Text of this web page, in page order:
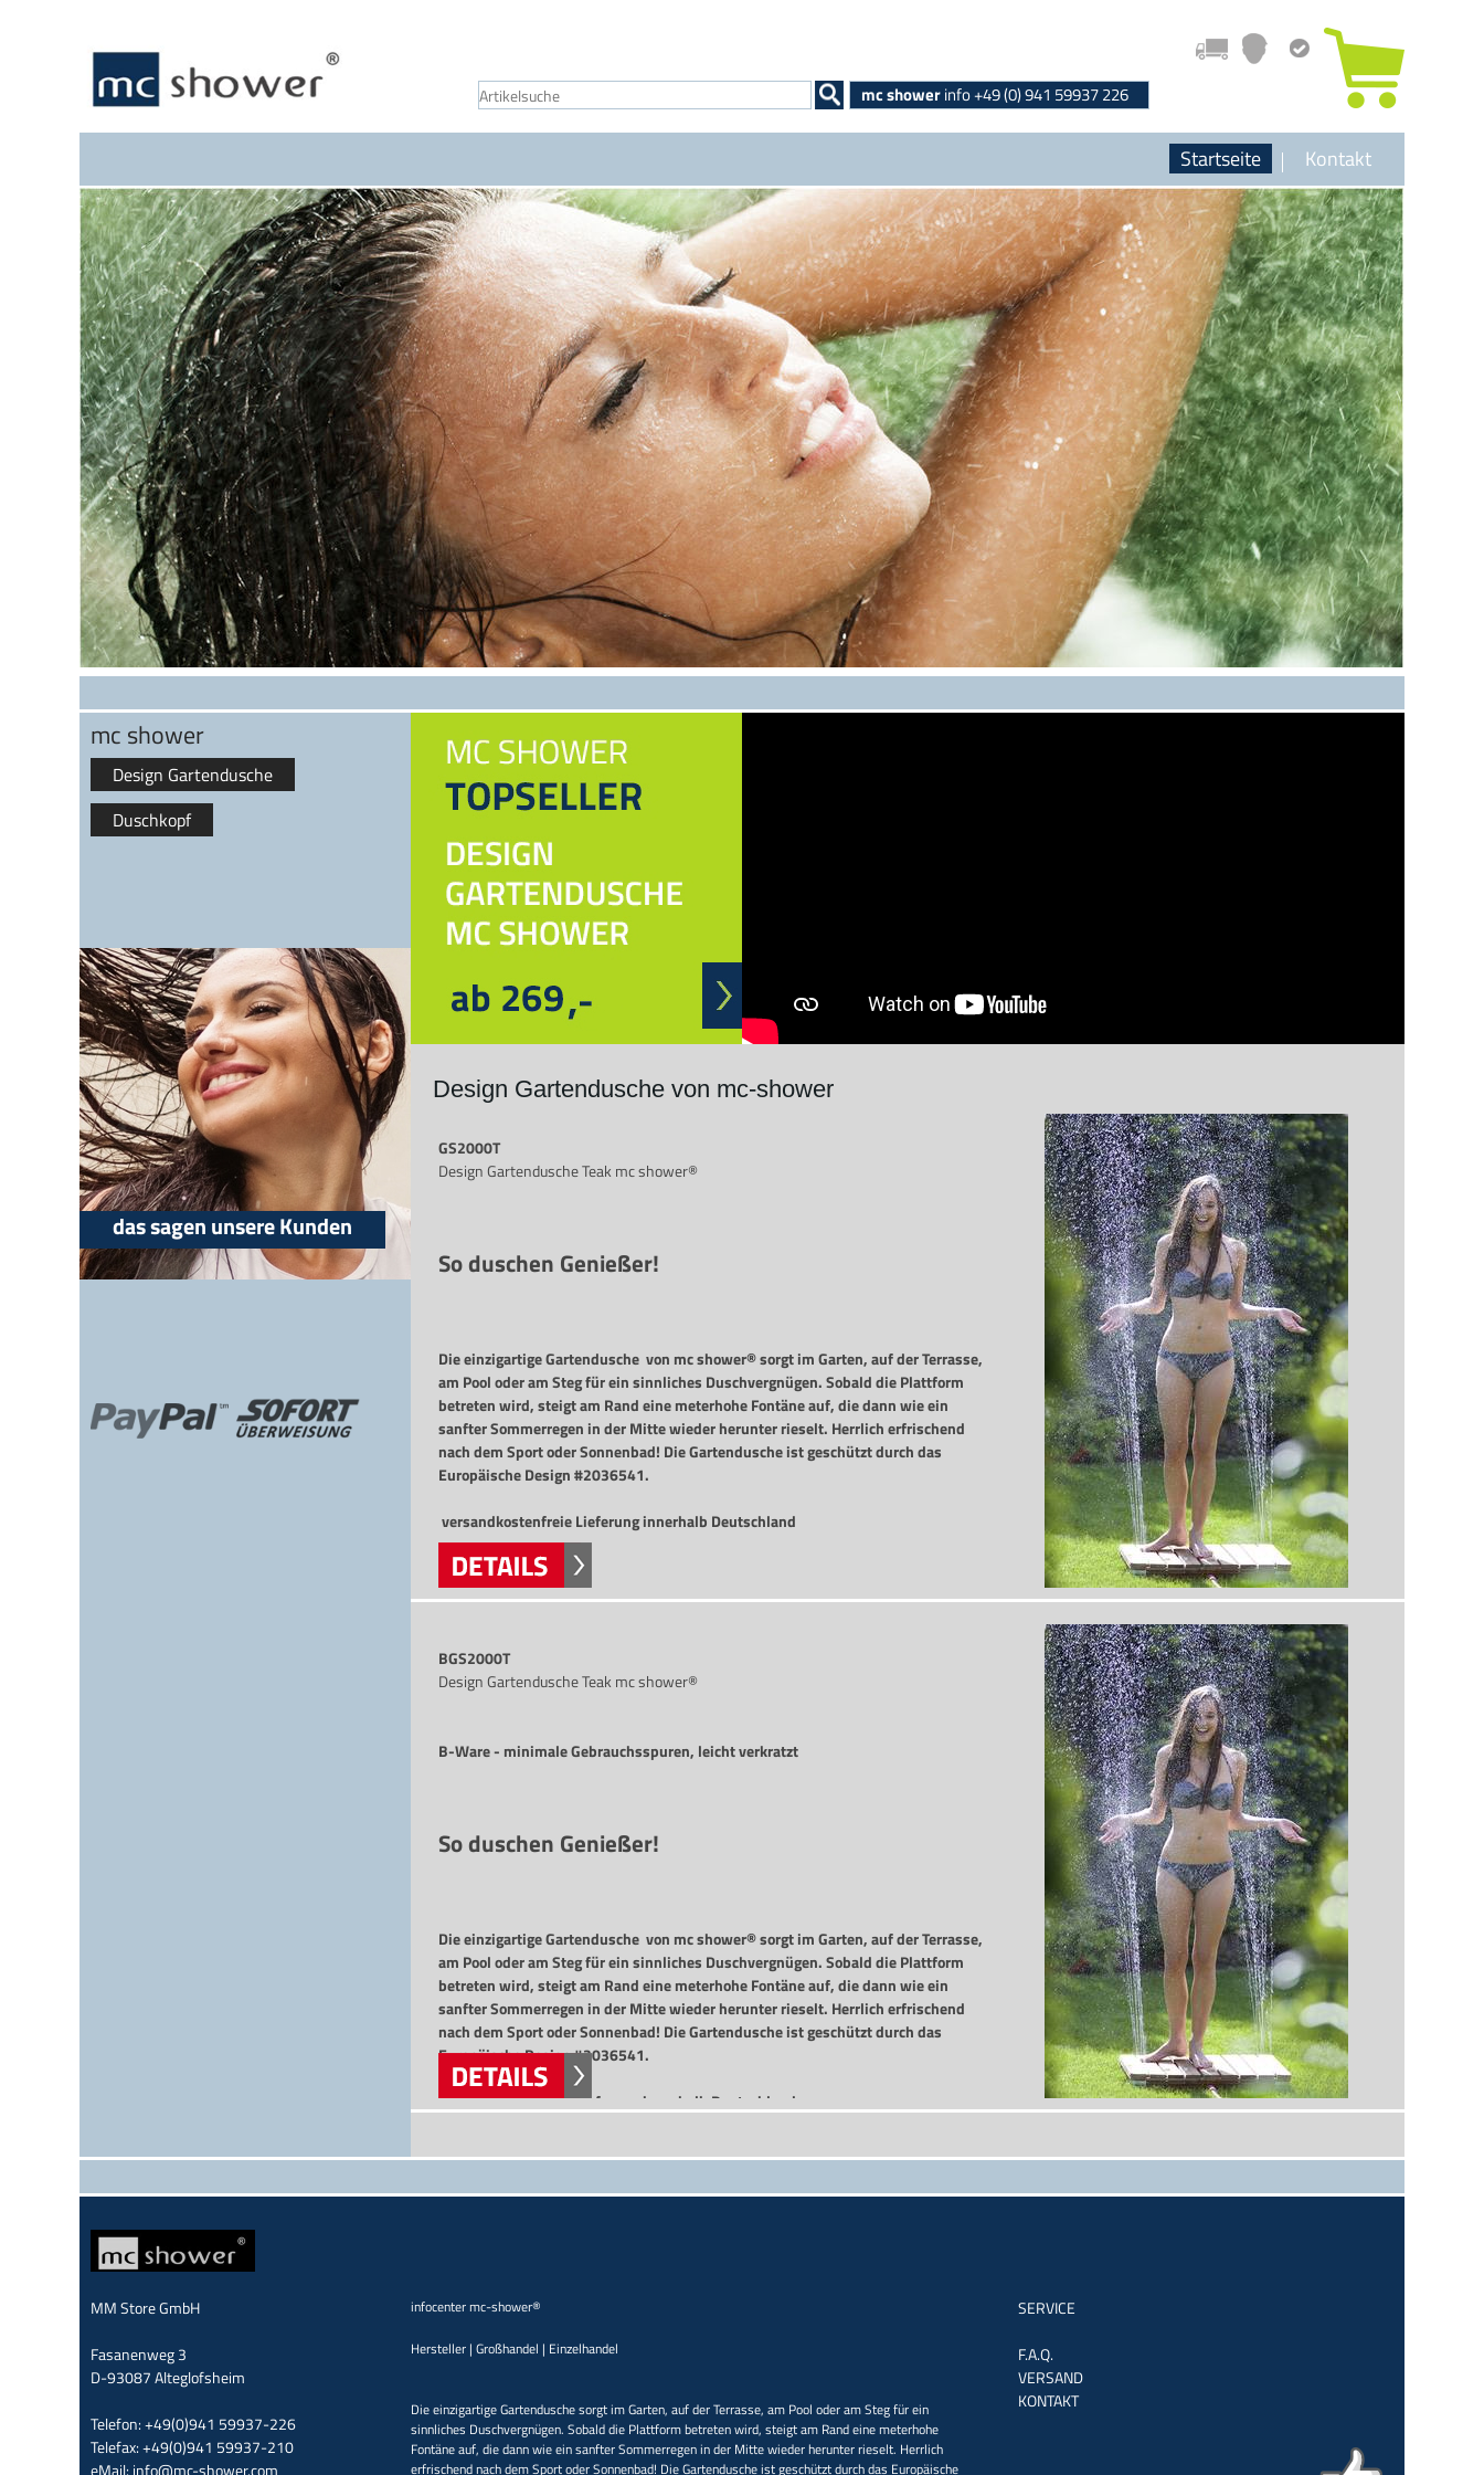
mc showerinfo +49 (0) 941 59937 226
Startseite Kontakt
Design Gartendusche von mc-shower
GS2000T
Design Gartendusche Teak mc shower®
So duschen Genießer!
Die einzigartige Gartendusche von mc shower® sorgt im Garten, auf der Terrasse,
am Pool oder am Steg für ein sinnliches Duschvergnügen. Sobald die Plattform
betreten wird, steigt am Rand eine meterhohe Fontäne auf, die dann wie ein
sanfter Sommerregen in der Mitte wieder herunter rieselt. Herrlich erfrischend
nach dem Sport oder Sonnenbad! Die Gartendusche ist geschützt durch das
Europäische Design #2036541.
versandkostenfreie Lieferunginnerhalb Deutschland
BGS2000T
Design Gartendusche Teak mc shower®
B-Ware - minimale Gebrauchsspuren, leicht verkratzt
So duschen Genießer!
Die einzigartige Gartendusche von mc shower® sorgt im Garten, auf der Terrasse,
am Pool oder am Steg für ein sinnliches Duschvergnügen. Sobald die Plattform
betreten wird, steigt am Rand eine meterhohe Fontäne auf, die dann wie ein
sanfter Sommerregen in der Mitte wieder herunter rieselt. Herrlich erfrischend
nach dem Sport oder Sonnenbad! Die Gartendusche ist geschützt durch das
Europäische Design #2036541.
versandkostenfreie Lieferung
innerhalb Deutschland
mc shower
Design Gartendusche
Duschkopf
das sagen unsere Kunden
MM Store GmbH
Fasanenweg 3
D-93087 Alteglofsheim
Telefon: +49(0)941 59937-226
Telefax: +49(0)941 59937-210
eMail: info@mc-shower.com
infocenter mc-shower®
Hersteller | Großhandel | Einzelhandel
Die einzigartige Gartendusche sorgt im Garten, auf der Terrasse, am Pool oder am Steg für ein
sinnliches Duschvergnügen. Sobald die Plattform betreten wird, steigt am Rand eine meterhohe
Fontäne auf, die dann wie ein sanfter Sommerregen in der Mitte wieder herunter rieselt. Herrlich
erfrischend nach dem Sport oder Sonnenbad! Die Gartendusche ist geschützt durch das Europäische
SERVICE
F.A.Q.
VERSAND
KONTAKT